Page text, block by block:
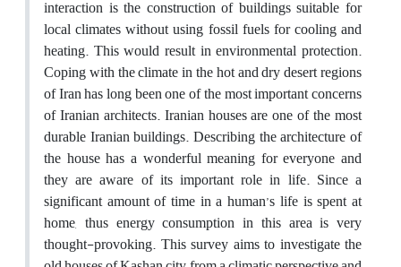
interaction is the construction of buildings suitable for
local climates without using fossil fuels for cooling and
heating. This would result in environmental protection.
Coping with the climate in the hot and dry desert regions
of Iran has long been one of the most important concerns
of Iranian architects. Iranian houses are one of the most
durable Iranian buildings. Describing the architecture of
the house has a wonderful meaning for everyone and
they are aware of its important role in life. Since a
significant amount of time in a human’s life is spent at
home, thus energy consumption in this area is very
thought-provoking. This survey aims to investigate the